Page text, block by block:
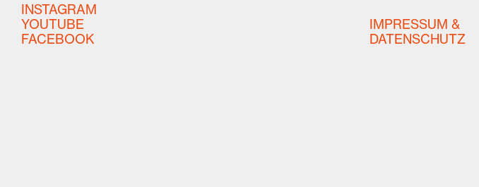
INSTAGRAM
YOUTUBE
FACEBOOK
IMPRESSUM &
DATENSCHUTZ